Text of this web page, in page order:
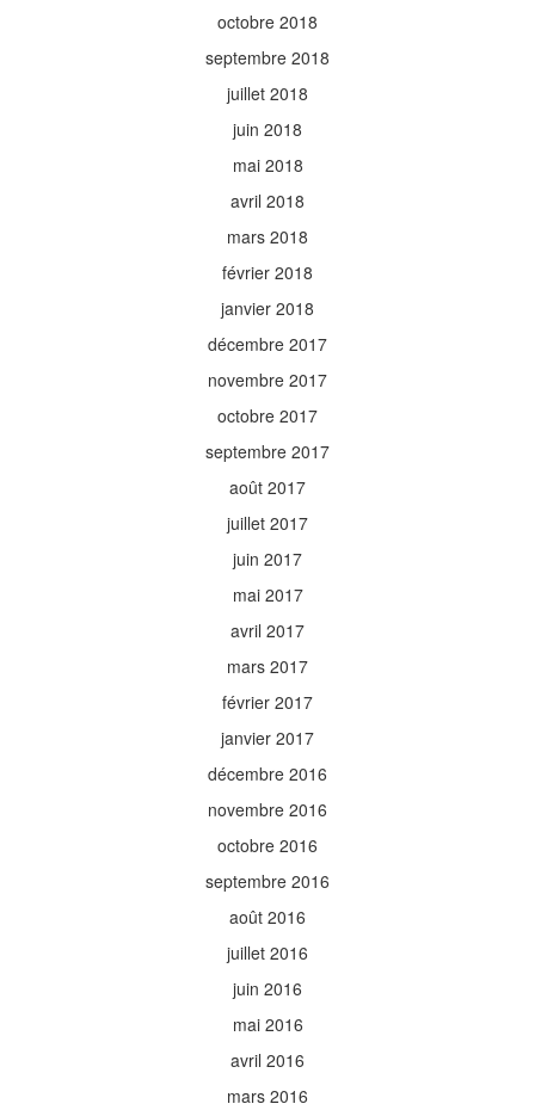
octobre 2018
septembre 2018
juillet 2018
juin 2018
mai 2018
avril 2018
mars 2018
février 2018
janvier 2018
décembre 2017
novembre 2017
octobre 2017
septembre 2017
août 2017
juillet 2017
juin 2017
mai 2017
avril 2017
mars 2017
février 2017
janvier 2017
décembre 2016
novembre 2016
octobre 2016
septembre 2016
août 2016
juillet 2016
juin 2016
mai 2016
avril 2016
mars 2016